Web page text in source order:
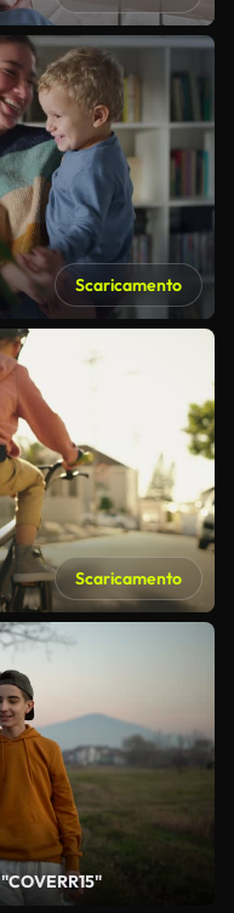
Scaricamento
Scaricamento
"COVERR15"